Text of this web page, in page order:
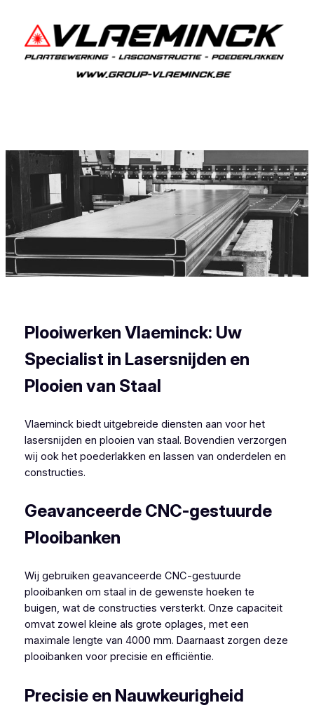
Plooiwerken Vlaeminck: Uw
Specialist in Lasersnijden en
Plooien van Staal
Vlaeminck biedt uitgebreide diensten aan voor het
lasersnijden en plooien van staal. Bovendien verzorgen
wij ook het poederlakken en lassen van onderdelen en
constructies.
Geavanceerde CNC-gestuurde
Plooibanken
Wij gebruiken geavanceerde CNC-gestuurde
plooibanken om staal in de gewenste hoeken te
buigen, wat de constructies versterkt. Onze capaciteit
omvat zowel kleine als grote oplages, met een
maximale lengte van 4000 mm. Daarnaast zorgen deze
plooibanken voor precisie en efficiëntie.
Precisie en Nauwkeurigheid